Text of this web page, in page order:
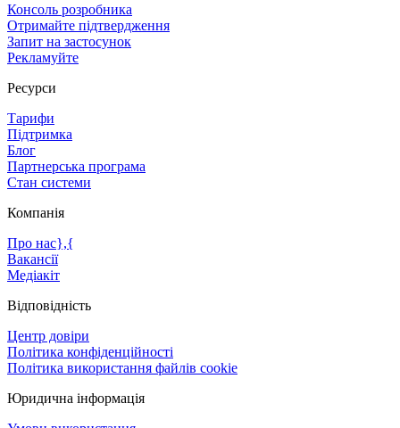
Консоль розробника
Отримайте підтвердження
Запит на застосунок
Рекламуйте
Ресурси
Тарифи
Підтримка
Блог
Партнерська програма
Стан системи
Компанія
Про нас},{
Вакансії
Медіакіт
Відповідність
Центр довіри
Політика конфіденційності
Політика використання файлів cookie
Юридична інформація